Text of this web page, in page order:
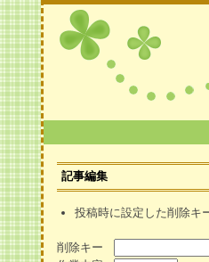
記事編集
投稿時に設定した削除キ
削除キー